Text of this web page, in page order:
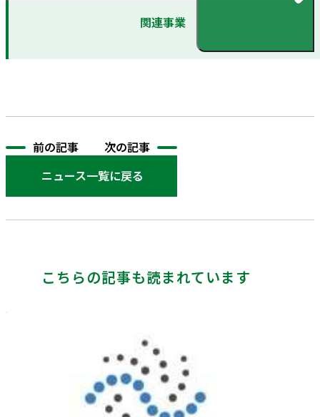
関連事業
前の記事
ニュース一覧に戻る
次の記事
こちらの記事も読まれています